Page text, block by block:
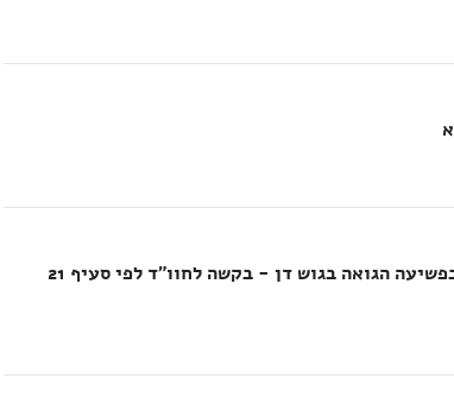
טיפול משרדי הממשלה והרשויות המקומיות בפשיעה הגואה בגוש דן - בקשה לחוו"ד לפי סעיף 21